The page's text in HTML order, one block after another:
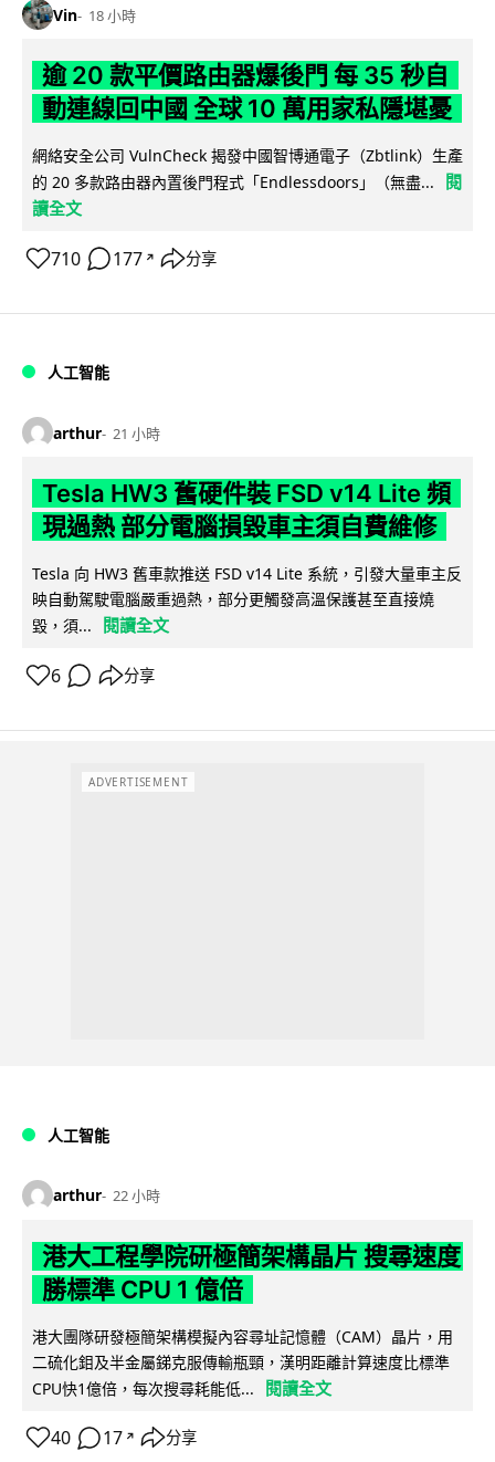
Vin 18 小時
逾 20 款平價路由器爆後門 每 35 秒自
動連線回中國 全球 10 萬用家私隱堪憂
網絡安全公司 VulnCheck 揭發中國智博通電子（Zbtlink）生產
的 20 多款路由器內置後門程式「Endlessdoors」（無盡...
閱
讀全文
710 177 ↗ 分享
人工智能
arthur 21 小時
Tesla HW3 舊硬件裝 FSD v14 Lite 頻
現過熱 部分電腦損毀車主須自費維修
Tesla 向 HW3 舊車款推送 FSD v14 Lite 系統，引發大量車主反
映自動駕駛電腦嚴重過熱，部分更觸發高溫保護甚至直接燒
毀，須...
閱讀全文
6 分享
ADVERTISEMENT
人工智能
arthur 22 小時
港大工程學院研極簡架構晶片 搜尋速度
勝標準 CPU 1 億倍
港大團隊研發極簡架構模擬內容尋址記憶體（CAM）晶片，用
二硫化鉬及半金屬銻克服傳輸瓶頸，漢明距離計算速度比標準
CPU快1億倍，每次搜尋耗能低...
閱讀全文
40 17 ↗ 分享